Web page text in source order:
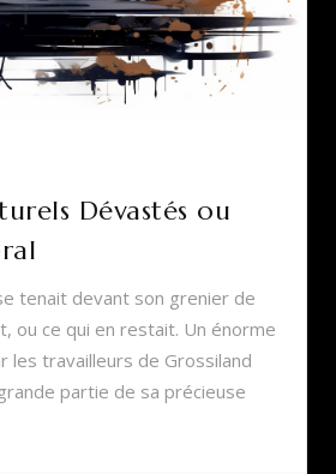
Dévastés ou
tenait devant son grenier de
ou ce qui en restait. Un énorme
les travailleurs de Grossiland
partie de sa précieuse